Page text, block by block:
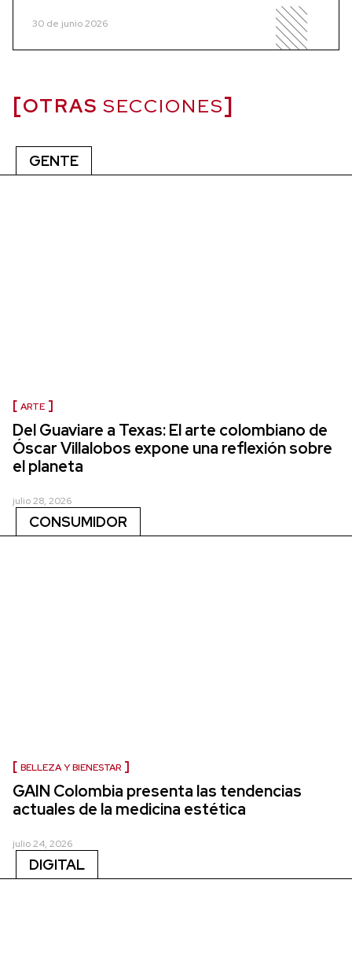
30 de junio 2026
OTRAS SECCIONES
GENTE
ARTE
Del Guaviare a Texas: El arte colombiano de
Óscar Villalobos expone una reflexión sobre
el planeta
julio 28, 2026
CONSUMIDOR
BELLEZA Y BIENESTAR
GAIN Colombia presenta las tendencias
actuales de la medicina estética
julio 24, 2026
DIGITAL